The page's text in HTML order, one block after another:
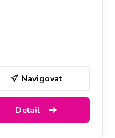
Navigovat
Detail